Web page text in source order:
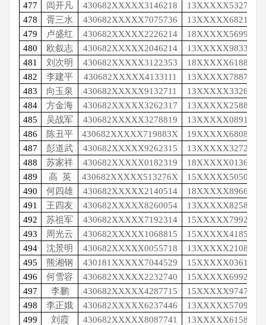
477
闾开凡 430682XXXXX3146218
13XXXXX5327
478
胥三水 430682XXXXX7075736
13XXXXX6821
479
卢盛红 430682XXXXX2226214
18XXXXX5699
480
欧叙志 430682XXXXX2046214
13XXXXX9833
481
刘次明 430682XXXXX3122353
18XXXXX6188
482
李建平 430682XXXXX4133111
13XXXXX7887
483
向玉泉 430682XXXXX9132711
13XXXXX3326
484
方金海 430682XXXXX3262317
13XXXXX2588
485
吴战军 430682XXXXX3278819
13XXXXX0891
486
陈丑平 430682XXXXX719883X
19XXXXX6808
487
彭道武 430682XXXXX9262315
13XXXXX3272
488
苏家祥 430682XXXXX0182319
18XXXXX0136
489
高 英 430682XXXXX513276X
15XXXXX5050
490
何四雄 430682XXXXX2140514
18XXXXX8966
491
王四友 430682XXXXX8260054
13XXXXX8258
492
苏祖军 430682XXXXX7192314
15XXXXX7992
493
周光云 430682XXXXX1068815
15XXXXX4185
494
沈景明 430682XXXXX0055718
13XXXXX2108
495
熊湘钢 430181XXXXX7044529
15XXXXX0361
496
何雪容 430682XXXXX2232740
15XXXXX6992
497
李鹏 430682XXXXX4287715
15XXXXX9747
498
李正娥 430682XXXXX6237446
13XXXXX5709
499
刘霞 430682XXXXX8087741
13XXXXX6158